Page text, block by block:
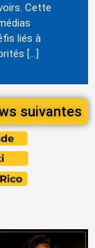
Cette
liés à
[…]
suivantes